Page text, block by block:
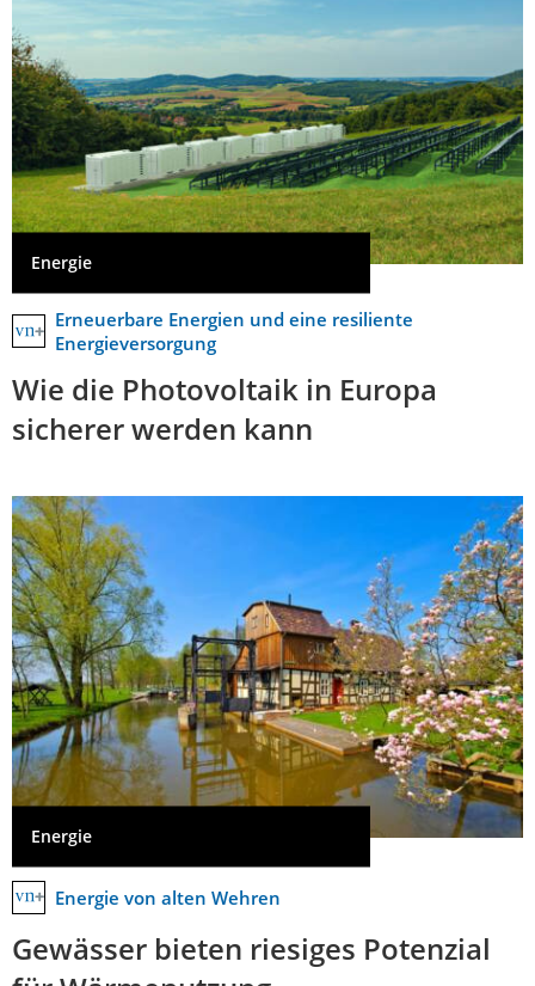
Energie
Erneuerbare Energien und eine resiliente
Energieversorgung
Wie die Photovoltaik in Europa
sicherer werden kann
Energie
Energie von alten Wehren
Gewässer bieten riesiges Potenzial